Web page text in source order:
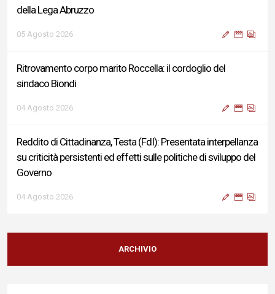
della Lega Abruzzo
05 Agosto 2026
Ritrovamento corpo marito Roccella: il cordoglio del
sindaco Biondi
04 Agosto 2026
Reddito di Cittadinanza, Testa (FdI): Presentata interpellanza
su criticità persistenti ed effetti sulle politiche di sviluppo del
Governo
04 Agosto 2026
Sigismondi, Liris e Testa: “Profondo cordoglio e vicinanza al
Ministro Roccella e alla sua famiglia”
ARCHIVIO